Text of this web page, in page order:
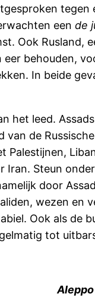
eende
Ook
behouden,
In beide
het leed.
de
Steun
door
wezen en
Ook als de
tot
Aleppo